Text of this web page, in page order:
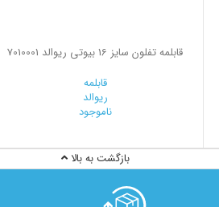
قابلمه تفلون سایز 16 بیوتی ریوالد 7010001
قابلمه
ریوالد
ناموجود
بازگشت به بالا